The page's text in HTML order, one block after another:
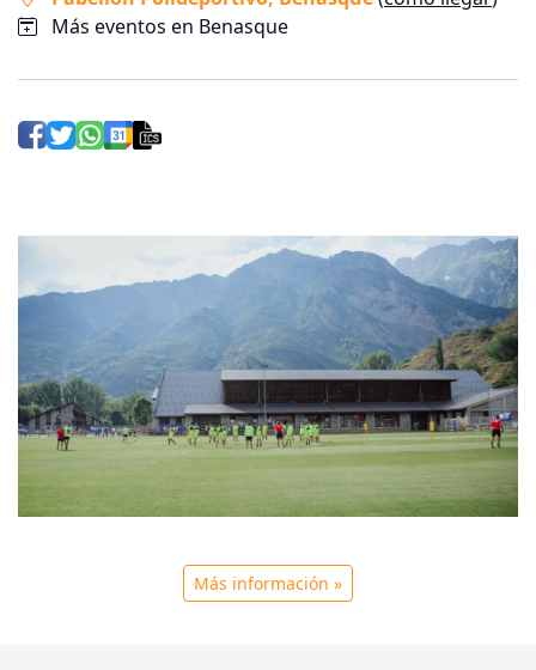
Más eventos en Benasque
Más información »